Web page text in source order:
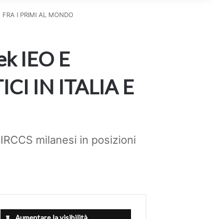
I PRIMI AL MONDO
IEO E
IN ITALIA E
milanesi in posizioni